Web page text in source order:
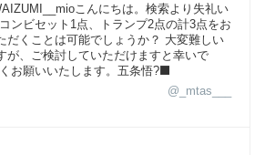
こんにちは。検索より失礼い
ンビセット1点、トランプ2点の計3点をお
だくことは可能でしょうか？ 大変難しい
が、ご検討していただけますと幸いで
お願いいたします。五条悟?‍⬛
@_mtas___